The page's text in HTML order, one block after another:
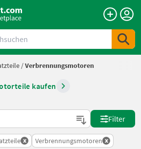
/Verbrennungsmotoren
kaufen
sortiert
Filter
x Verbrennungsmotoren x